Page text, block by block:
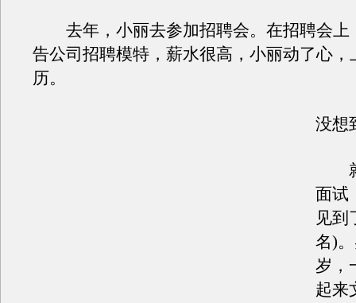
去年，小丽去参加招聘会。在招聘会上
告公司招聘模特，薪水很高，小丽动了心，
历。
没想
就
面试
见到
名)
岁，
起来